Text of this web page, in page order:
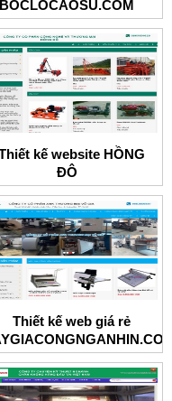
BOCLOCAOSU.COM
kế website HỒNG
ĐÔ
Thiết kế web giá rẻ